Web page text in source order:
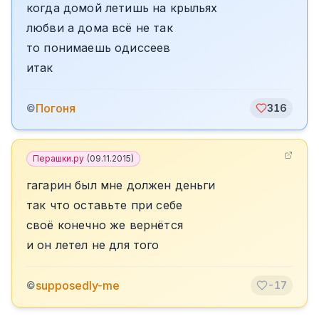
когда домой летишь на крыльях
любви а дома всё не так
то понимаешь одиссеев
итак
©Погоня 316
Перашки.ру (09.11.2015)
гагарин был мне должен деньги
так что оставьте при себе
своё конечно же вернётся
и он летел не для того
©supposedly-me -17